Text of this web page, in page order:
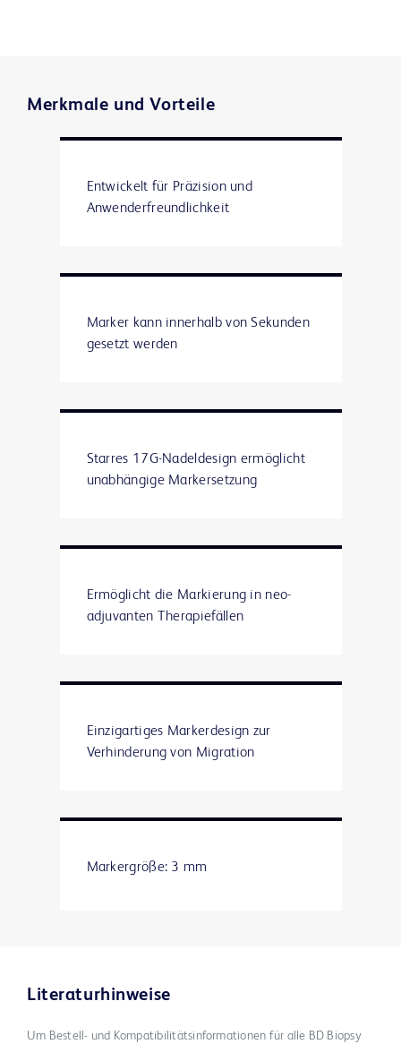
Merkmale und Vorteile
Entwickelt für Präzision und
Anwenderfreundlichkeit
Marker kann innerhalb von Sekunden
gesetzt werden
Starres 17G-Nadeldesign ermöglicht
unabhängige Markersetzung
Ermöglicht die Markierung in neo-
adjuvanten Therapiefällen
Einzigartiges Markerdesign zur
Verhinderung von Migration
Markergröße: 3 mm
Literaturhinweise
Um Bestell- und Kompatibilitätsinformationen für alle BD Biopsy